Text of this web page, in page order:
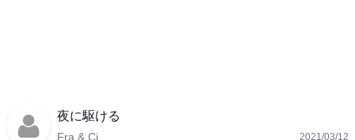
夜に駆ける
Fra & Ci 2021/03/12